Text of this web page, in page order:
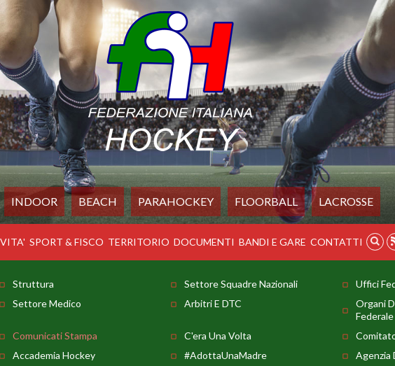
INDOOR BEACH PARAHOCKEY FLOORBALL LACROSSE
SPORT & FISCO TERRITORIO DOCUMENTI BANDI E GARE CONTATTI
Struttura Settore Squadre Nazionali
Uffici
Settore Medico Arbitri E DTC
Organi
Federale
Comunicati Stampa C'era Una Volta
Accademia Hockey #AdottaUnaMadre
Agenzia